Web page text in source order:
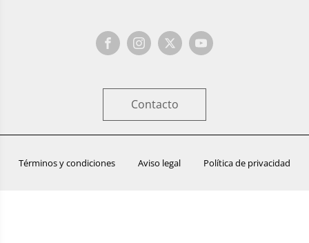
Contacto
Términos y condiciones Aviso legal Política de privacidad